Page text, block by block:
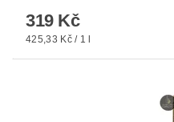
319 Kč
425,33 Kč / 1 l